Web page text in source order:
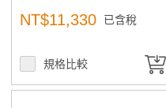
供多重顯示輸出與豐富 I/O
NT$11,330 已含稅
規格比較